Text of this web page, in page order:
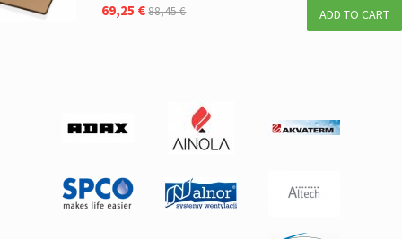
69,25 €88,45 € ADD TO CART